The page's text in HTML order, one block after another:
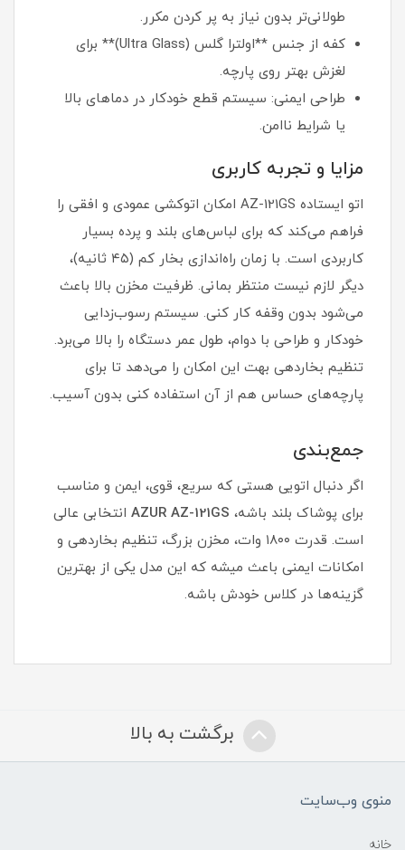
طولانی‌تر بدون نیاز به پر کردن مکرر.
کفه از جنس **اولترا گلس (Ultra Glass)** برای
لغزش بهتر روی پارچه.
طراحی ایمنی: سیستم قطع خودکار در دماهای بالا
یا شرایط ناامن.
مزایا و تجربه کاربری
اتو ایستاده AZ-121GS امکان اتوکشی عمودی و افقی را
فراهم می‌کند که برای لباس‌های بلند و پرده بسیار
کاربردی است. با زمان راه‌اندازی بخار کم (۴۵ ثانیه)،
دیگر لازم نیست منتظر بمانی. ظرفیت مخزن بالا باعث
می‌شود بدون وقفه کار کنی. سیستم رسوب‌زدایی
خودکار و طراحی با دوام، طول عمر دستگاه را بالا می‌برد.
تنظیم بخاردهی بهت این امکان را می‌دهد تا برای
پارچه‌های حساس هم از آن استفاده کنی بدون آسیب.
جمع‌بندی
اگر دنبال اتویی هستی که سریع، قوی، ایمن و مناسب
برای پوشاک بلند باشه، AZUR AZ-121GS انتخابی عالی
است. قدرت ۱۸۰۰ وات، مخزن بزرگ، تنظیم بخاردهی و
امکانات ایمنی باعث میشه که این مدل یکی از بهترین
گزینه‌ها در کلاس خودش باشه.
برگشت به بالا
منوی وب‌سایت
خانه